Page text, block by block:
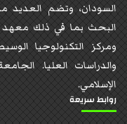
السودان، وتضم العديد
البحث بما في ذلك معهد
ومركز التكنولوجيا
والدراسات العليا.
الإسلامي.
روابط سريعة